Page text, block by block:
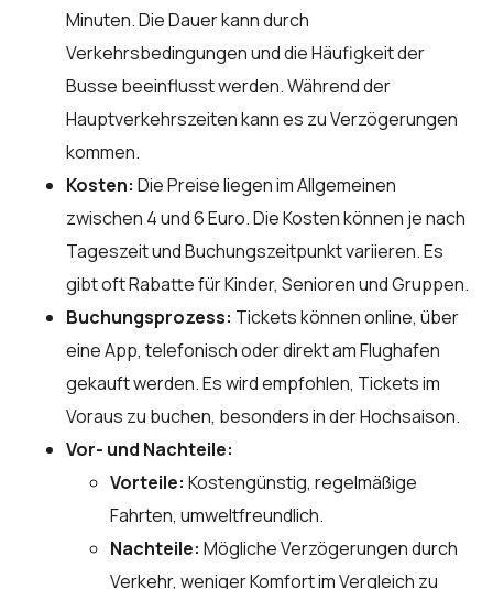
Minuten. Die Dauer kann durch
Verkehrsbedingungen und die Häufigkeit der
Busse beeinflusst werden. Während der
Hauptverkehrszeiten kann es zu Verzögerungen
kommen.
Kosten: Die Preise liegen im Allgemeinen
zwischen 4 und 6 Euro. Die Kosten können je nach
Tageszeit und Buchungszeitpunkt variieren. Es
gibt oft Rabatte für Kinder, Senioren und Gruppen.
Buchungsprozess: Tickets können online, über
eine App, telefonisch oder direkt am Flughafen
gekauft werden. Es wird empfohlen, Tickets im
Voraus zu buchen, besonders in der Hochsaison.
Vor- und Nachteile:
Vorteile: Kostengünstig, regelmäßige
Fahrten, umweltfreundlich.
Nachteile: Mögliche Verzögerungen durch
Verkehr, weniger Komfort im Vergleich zu